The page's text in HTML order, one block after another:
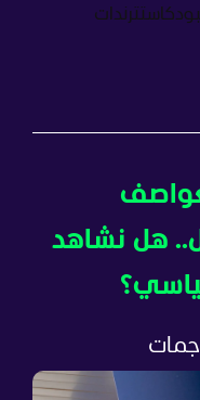
بودكاستترندات
2026 - العواصف
هل نشاهد